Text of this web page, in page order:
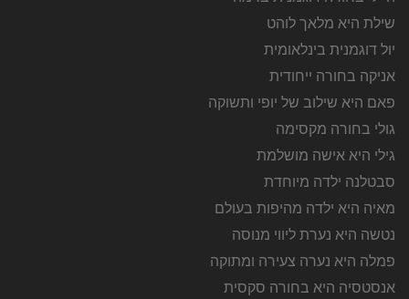
שילת היא מלאך לוהט
יול דוגמנית בינלאומית
אניקה בחורה ייחודית
פאם היא שילוב של יופי ותשוקה
גולי בחורה מקסימה
גילי היא אישה מושלמת
סבטלנה ילדה מיוחדת
מאיה היא ילדה מהיפות בעולם
נטשה היא נערת ליווי מנוסה
פמלה היא נערה צעירה ומתוקה
אנסטסיה היא בחורה סקסית